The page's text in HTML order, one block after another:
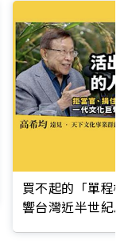
買不起的「單程
響台灣近半世紀